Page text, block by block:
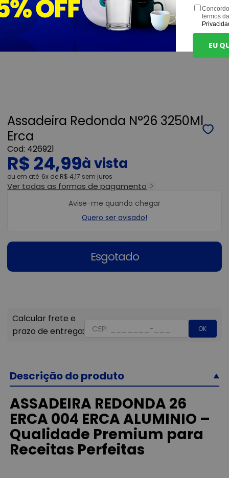
Assadeira Redonda N°26 3250Ml
Erca
426921
R$ 24,99
ou 6x de R$ 4,17 sem juros
Ver todas as formas de pagamento
Esgotado
Avise-me quando chegar
Quero ser avisado!
OK
Descrição do produto
ASSADEIRA REDONDA 26
ERCA 004 ERCA ALUMINIO –
Qualidade Premium para
Receitas Perfeitas
termos
EU